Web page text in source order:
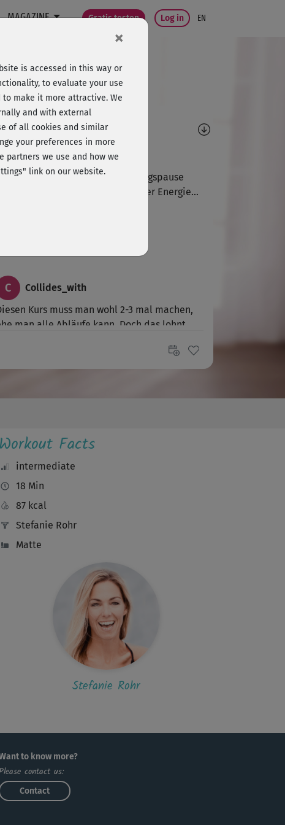
MAGAZINE Gratis testen Log in EN
M
Margit792
Zwischendurch in der Mittagspause
perfekt machbar, gibt gleich wieder Energie...
C
Collides_with
Kurs muss man wohl 2-3 mal machen,
man alle Abläufe kann. Doch das lohnt...
Sehr gut, hat was von Thai Chi.
G
Gundi391
Sehr fordernd, Superflow, muss noch üben 😉
für mich war es gut, angenehme fließende
Bewegungen, bei denen man trotzdem ins...
Das ist mir echt zu hektisch...selbst die
Ist Solo kaum machbar, schade
Workout Facts
intermediate
18 Min
87 kcal
Stefanie Rohr
Matte
Stefanie Rohr
to know more?
contact us:
Contact
×
is accessed in this way or
to evaluate your use
make it more attractive. We
and with external
of all cookies and similar
your preferences in more
partners we use and how we
link on our website.